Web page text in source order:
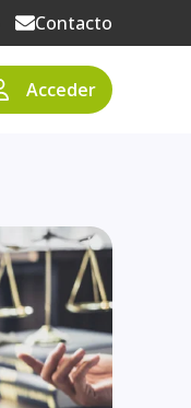
Contacto
Acceder